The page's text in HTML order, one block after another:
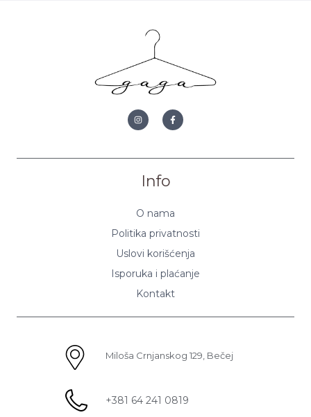
Info
O nama
Politika privatnosti
Uslovi korišćenja
Isporuka i plaćanje
Kontakt
Miloša Crnjanskog 129, Bečej
+381 64 241 0819